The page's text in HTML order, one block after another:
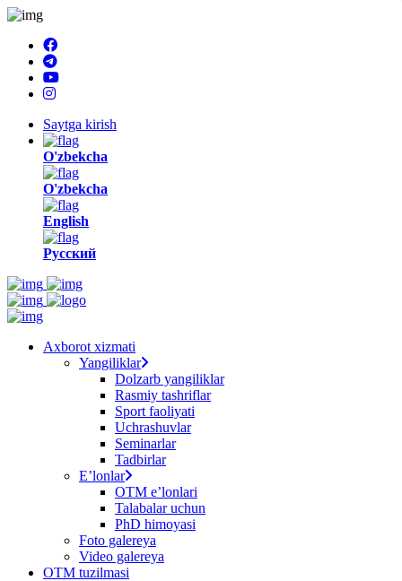
Saytga kirish
O'zbekcha
O'zbekcha
English
Русский
Axborot xizmati
Yangiliklar
Dolzarb yangiliklar
Rasmiy tashriflar
Sport faoliyati
Uchrashuvlar
Seminarlar
Tadbirlar
Eʼlonlar
OTM eʼlonlari
Talabalar uchun
PhD himoyasi
Foto galereya
Video galereya
OTM tuzilmasi